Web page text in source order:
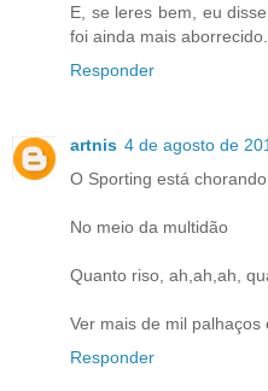
E, se leres bem, eu
foi ainda mais
Responder
artnis 4 de agosto de
O Sporting está
No meio da multidão
Quanto riso, ah,ah,ah,
Ver mais de mil
Responder